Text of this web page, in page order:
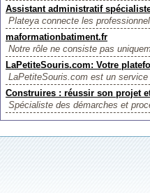
Assistant administratif
Plateya connecte les
maformationbatiment.fr
Notre rôle ne consiste pas
LaPetiteSouris.com: Votre
LaPetiteSouris.com est un
Construires : réussir son projet
Spécialiste des démarches et